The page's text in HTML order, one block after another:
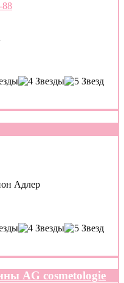
88
Адлер
AG cosmetologie